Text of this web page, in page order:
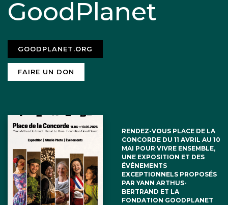
GoodPlanet
GOODPLANET.ORG
FAIRE UN DON
RENDEZ-VOUS PLACE DE LA
CONCORDE DU 11 AVRIL AU 10
MAI POUR VIVRE ENSEMBLE,
UNE EXPOSITION ET DES
ÉVÉNEMENTS
EXCEPTIONNELS PROPOSÉS
PAR YANN ARTHUS-
BERTRAND ET LA
FONDATION GOODPLANET